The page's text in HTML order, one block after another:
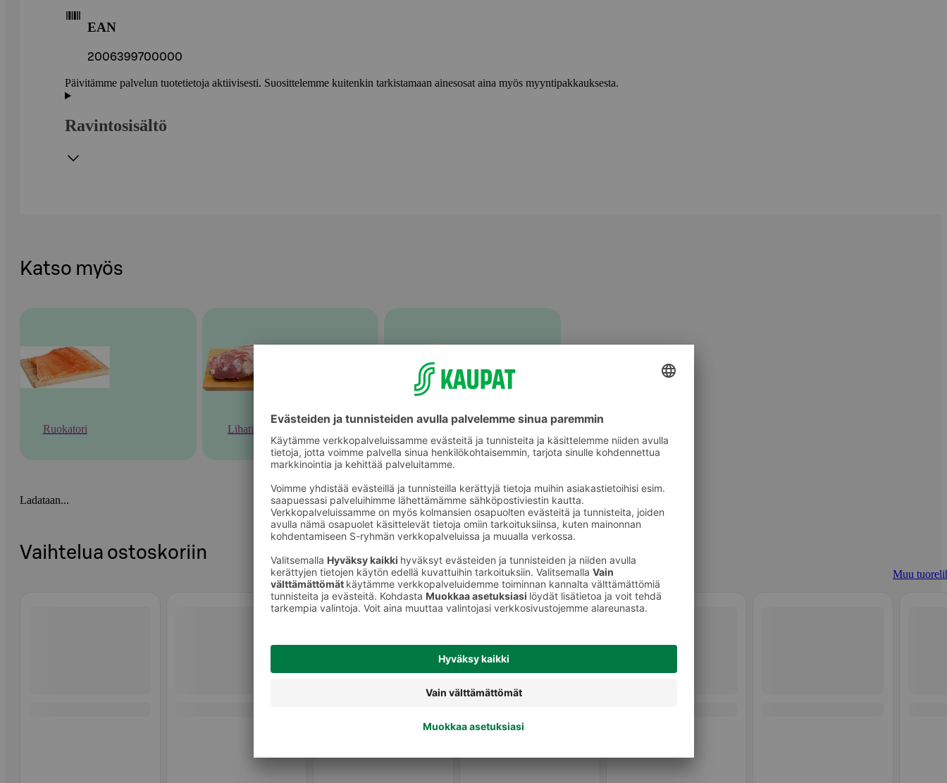
EAN
2006399700000
Päivitämme palvelun tuotetietoja aktiivisesti. Suosittelemme kuitenkin tarkistamaan ainesosat aina myös myyntipakkauksesta.
Ravintosisältö
Katso myös
Ruokatori Lihatiski Muu tuoreliha
Ladataan...
Vaihtelua ostoskoriin
Muu